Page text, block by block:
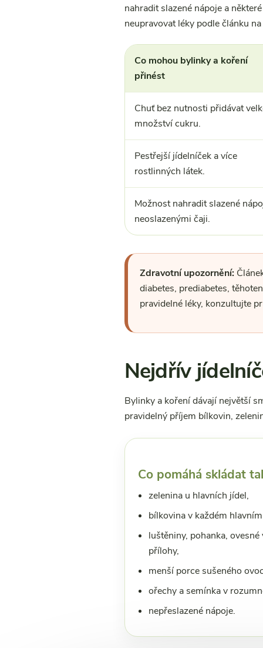
nahradit slazené nápoje a
neupravovat léky podle článku
Co mohou bylinky a koření
přinést
Chuť bez nutnosti přidávat
množství cukru.
Pestřejší jídelníček a více
rostlinných látek.
Možnost nahradit slazené
neoslazenými čaji.
Zdravotní upozornění:
diabetes, prediabetes,
pravidelné léky, konzultujte
Nejdřív
Bylinky a koření dávají největší
pravidelný příjem bílkovin,
Co pomáhá skládat
zelenina u hlavních jídel,
bílkovina v každém
luštěniny, pohanka,
přílohy,
menší porce sušeného
ořechy a semínka v
nepřeslazené nápoje.